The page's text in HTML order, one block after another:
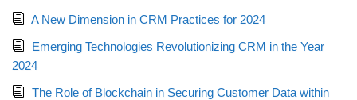
A New Dimension in CRM Practices for 2024
Emerging Technologies Revolutionizing CRM in the Year
2024
The Role of Blockchain in Securing Customer Data within